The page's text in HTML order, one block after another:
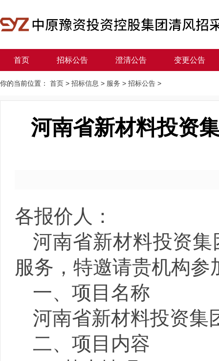
首页 招标公告 澄清公告 变更公告
你的当前位置： 首页 > 招标信息 > 服务 > 招标公告 >
河南省新材料投资
各报价人：
河南省新材料投资
服务，特邀请贵机构
一、项目名称
河南省新材料投资集
二、项目内容